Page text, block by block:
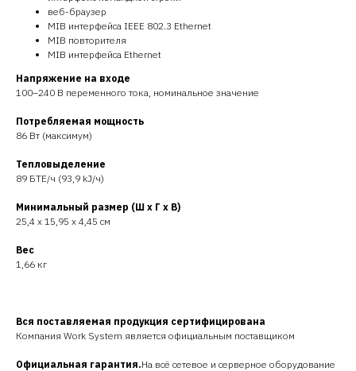
веб-браузер
MIB интерфейса IEEE 802.3 Ethernet
MIB повторителя
MIB интерфейса Ethernet
Напряжение на входе
100–240 В переменного тока, номинальное значение
Потребляемая мощность
86 Вт (максимум)
Тепловыделение
89 БТЕ/ч (93,9 kJ/ч)
Минимальный размер (Ш x Г x В)
25,4 x 15,95 x 4,45 см
Вес
1,66 кг
Вся поставляемая продукция сертифицирована
Компания Work System является официальным поставщиком
Официальная гарантия.На всё сетевое и серверное оборудование